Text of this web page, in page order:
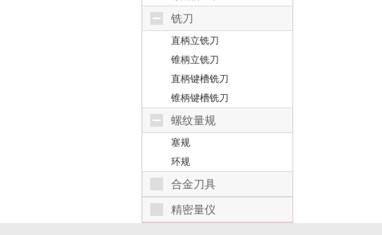
铣刀
直柄立铣刀
锥柄立铣刀
直柄键槽铣刀
锥柄键槽铣刀
螺纹量规
塞规
环规
合金刀具
精密量仪